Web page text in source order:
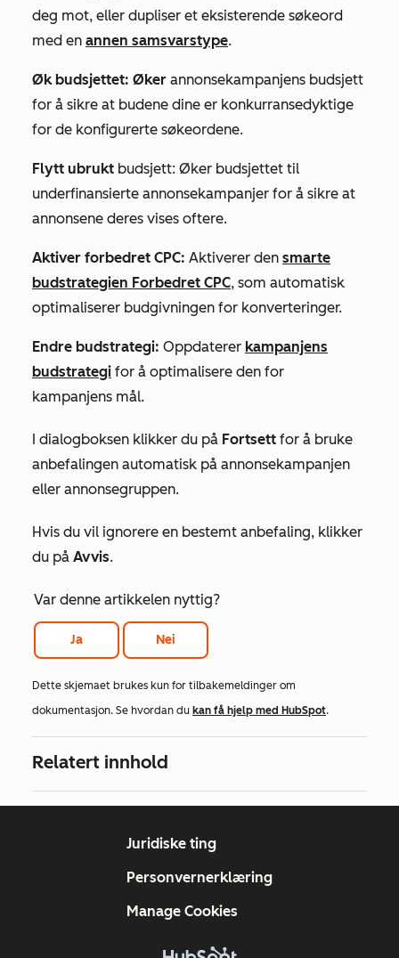
deg mot, eller dupliser et eksisterende søkeord
med en annen samsvarstype.
Øk budsjettet: Øker annonsekampanjens budsjett
for å sikre at budene dine er konkurransedyktige
for de konfigurerte søkeordene.
Flytt ubrukt budsjett: Øker budsjettet til
underfinansierte annonsekampanjer for å sikre at
annonsene deres vises oftere.
Aktiver forbedret CPC: Aktiverer den smarte
budstrategien Forbedret CPC, som automatisk
optimaliserer budgivningen for konverteringer.
Endre budstrategi: Oppdaterer kampanjens
budstrategi for å optimalisere den for
kampanjens mål.
I dialogboksen klikker du på Fortsett for å bruke
anbefalingen automatisk på annonsekampanjen
eller annonsegruppen.
Hvis du vil ignorere en bestemt anbefaling, klikker
du på Avvis.
Var denne artikkelen nyttig?
Ja Nei
Dette skjemaet brukes kun for tilbakemeldinger om
dokumentasjon. Se hvordan du kan få hjelp med HubSpot.
Relatert innhold
Juridiske ting
Personvernerklæring
Manage Cookies